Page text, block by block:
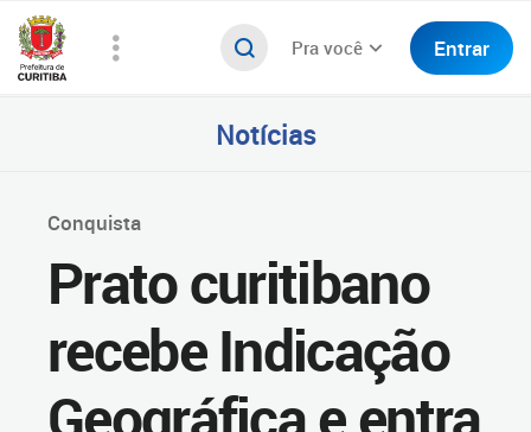
Pra você Entrar
Notícias
Conquista
Prato curitibano
recebe Indicação